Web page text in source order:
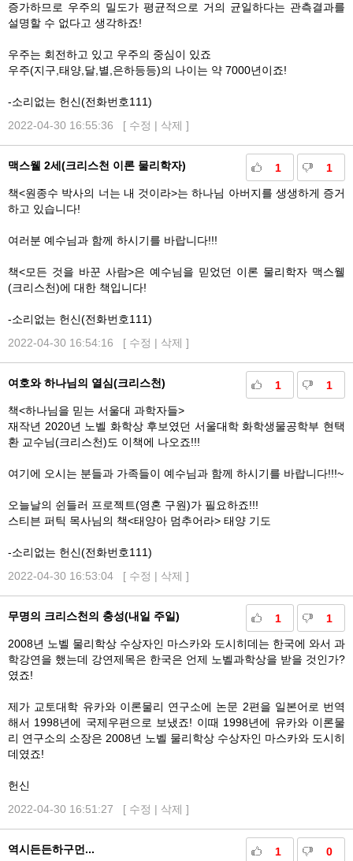
증가하므로 우주의 밀도가 평균적으로 거의 균일하다는 관측결과를
설명할 수 없다고 생각하죠!
우주는 회전하고 있고 우주의 중심이 있죠
우주(지구,태양,달,별,은하등등)의 나이는 약 7000년이죠!
-소리없는 헌신(전화번호111)
2022-04-30 16:55:36 [ 수정 | 삭제 ]
1 1
맥스웰 2세(크리스천 이론 물리학자)
책<원종수 박사의 너는 내 것이라>는 하나님 아버지를 생생하게 증거
하고 있습니다!
여러분 예수님과 함께 하시기를 바랍니다!!!
책<모든 것을 바꾼 사람>은 예수님을 믿었던 이론 물리학자 맥스웰
(크리스천)에 대한 책입니다!
-소리없는 헌신(전화번호111)
2022-04-30 16:54:16 [ 수정 | 삭제 ]
1 1
여호와 하나님의 열심(크리스천)
책<하나님을 믿는 서울대 과학자들>
재작년 2020년 노벨 화학상 후보였던 서울대학 화학생물공학부 현택
환 교수님(크리스천)도 이책에 나오죠!!!
여기에 오시는 분들과 가족들이 예수님과 함께 하시기를 바랍니다!!!~
오늘날의 쉰들러 프로젝트(영혼 구원)가 필요하죠!!!
스티븐 퍼틱 목사님의 책<태양아 멈추어라> 태양 기도
-소리없는 헌신(전화번호111)
2022-04-30 16:53:04 [ 수정 | 삭제 ]
1 1
무명의 크리스천의 충성(내일 주일)
2008년 노벨 물리학상 수상자인 마스카와 도시히데는 한국에 와서 과
학강연을 했는데 강연제목은 한국은 언제 노벨과학상을 받을 것인가?
였죠!
제가 교토대학 유카와 이론물리 연구소에 논문 2편을 일본어로 번역
해서 1998년에 국제우편으로 보냈죠! 이때 1998년에 유카와 이론물
리 연구소의 소장은 2008년 노벨 물리학상 수상자인 마스카와 도시히
데였죠!
헌신
2022-04-30 16:51:27 [ 수정 | 삭제 ]
1 0
역시든든하구먼...